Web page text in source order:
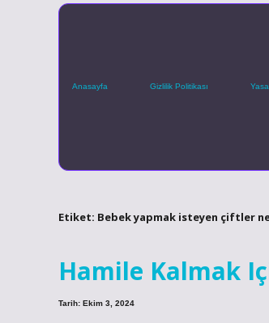
Anasayfa Gizlilik Politikası
Etiket: Bebek yapmak isteyen çiftler
Hamile Kalmak
Tarih: Ekim 3, 2024